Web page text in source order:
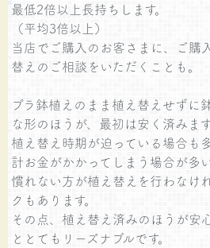
最低2倍以上長持ちします。
（平均3倍以上）
当店でご購入のお客さまに、ご購
替えのご相談をいただくことも。
プラ鉢植えのまま植え替えせずに
な形のほうが、最初は安く済みます
植え替え時期が迫っている場合も
計お金がかかってしまう場合が多い
慣れない方が植え替えを行わなけ
クもあります。
その点、植え替え済みのほうが安
ととてもリーズナブルです。